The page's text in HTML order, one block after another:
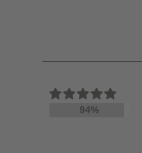
94%